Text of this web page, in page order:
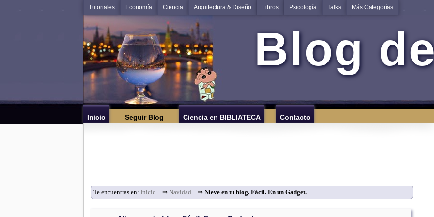
Tutoriales Economía Ciencia Arquitectura & Diseño Libros Psicología Talks Más Categorías
Blog
Inicio Seguir Blog Ciencia en BIBLIATECA Contacto
Te encuentras en: Inicio ⇒ Navidad ⇒ Nieve en tu blog. Fácil. En un Gadget.